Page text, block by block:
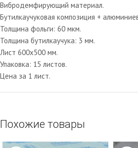
Вибродемфирующий материал.
Бутилкаучуковая композиция +
Толщина фольги: 60 мкм.
Толщина бутилкаучука: 3 мм.
Лист 600х500 мм.
Упаковка: 15 листов.
Цена за 1 лист.
Похожие товары